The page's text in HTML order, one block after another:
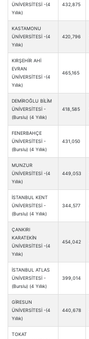
ÜNİVERSİTESİ -(4
Yıllık)
432,875
KASTAMONU
ÜNİVERSİTESİ -(4
Yıllık)
420,796
KIRŞEHİR AHİ
EVRAN
ÜNİVERSİTESİ -(4
Yıllık)
465,165
DEMİROĞLU BİLİM
ÜNİVERSİTESİ -
(Burslu) (4 Yıllık)
418,585
FENERBAHÇE
ÜNİVERSİTESİ -
(Burslu) (4 Yıllık)
431,050
MUNZUR
ÜNİVERSİTESİ -(4
Yıllık)
449,053
İSTANBUL KENT
ÜNİVERSİTESİ -
(Burslu) (4 Yıllık)
344,577
ÇANKIRI
KARATEKİN
ÜNİVERSİTESİ -(4
Yıllık)
454,042
İSTANBUL ATLAS
ÜNİVERSİTESİ -
(Burslu) (4 Yıllık)
399,014
GİRESUN
ÜNİVERSİTESİ -(4
Yıllık)
440,678
TOKAT